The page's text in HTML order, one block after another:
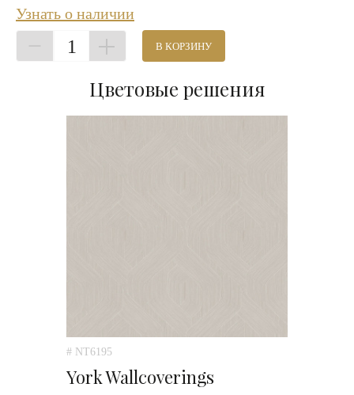
Узнать о наличии
1 В КОРЗИНУ
Цветовые решения
# NT6195
York Wallcoverings